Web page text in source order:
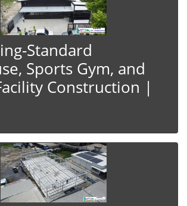
Standard
Sports Gym, and
Construction |